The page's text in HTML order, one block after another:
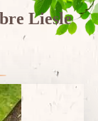
Liesle